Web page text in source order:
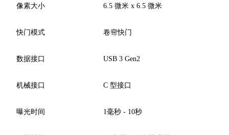
像素大小 6.5 微米 x 6.5 微米
快门模式 卷帘快门
数据接口 USB 3 Gen2
机械接口 C 型接口
曝光时间 1毫秒 - 10秒